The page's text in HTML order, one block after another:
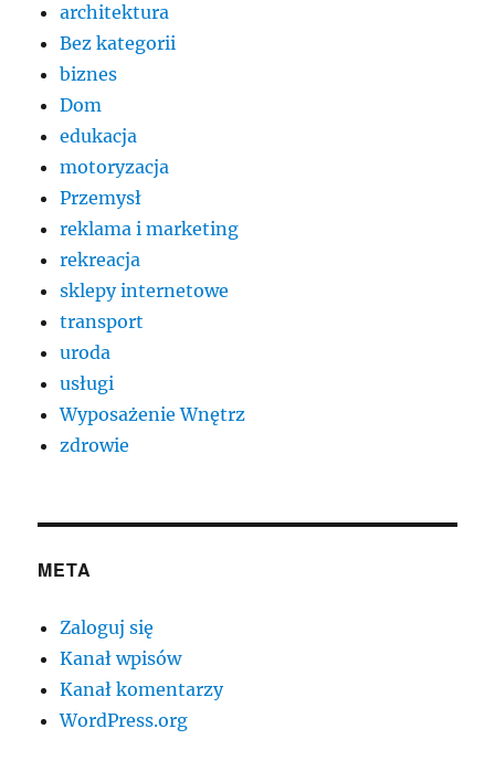
architektura
Bez kategorii
biznes
Dom
edukacja
motoryzacja
Przemysł
reklama i marketing
rekreacja
sklepy internetowe
transport
uroda
usługi
Wyposażenie Wnętrz
zdrowie
META
Zaloguj się
Kanał wpisów
Kanał komentarzy
WordPress.org